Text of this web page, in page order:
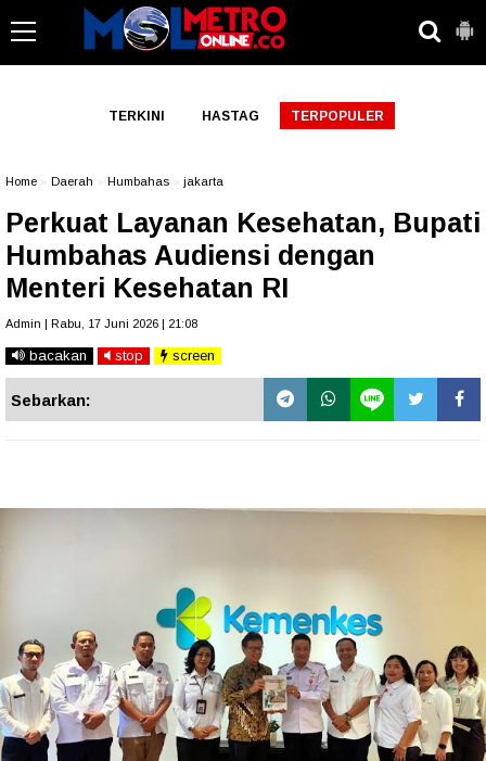
TERKINI HASTAG TERPOPULER
Home Daerah Humbahas jakarta
Perkuat Layanan Kesehatan, Bupati
Humbahas Audiensi dengan
Menteri Kesehatan RI
Admin | Rabu, 17 Juni 2026 | 21:08
bacakan stop screen
Sebarkan: